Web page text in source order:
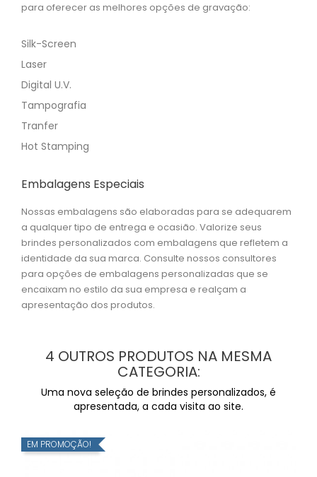
para oferecer as melhores opções de gravação:
Silk-Screen
Laser
Digital U.V.
Tampografia
Tranfer
Hot Stamping
Embalagens Especiais
Nossas embalagens são elaboradas para se adequarem
a qualquer tipo de entrega e ocasião. Valorize seus
brindes personalizados com embalagens que refletem a
identidade da sua marca. Consulte nossos consultores
para opções de embalagens personalizadas que se
encaixam no estilo da sua empresa e realçam a
apresentação dos produtos.
4 OUTROS PRODUTOS NA MESMA
CATEGORIA:
Uma nova seleção de brindes personalizados, é
apresentada, a cada visita ao site.
EM PROMOÇÃO!